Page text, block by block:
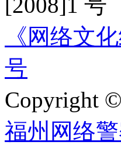
[2008]1 号
《网络文
号
Copyright
福州网络